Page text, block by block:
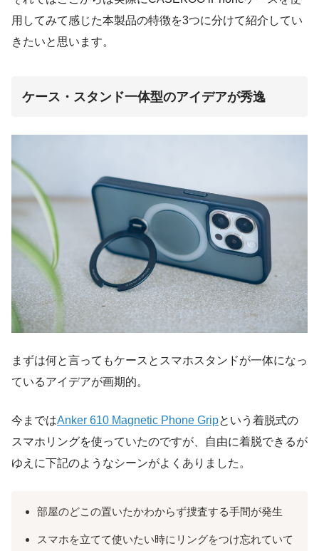
用してみて感じた本製品の特徴を3つに分けて紹介してい
きたいと思います。
ケース・スタンド一体型のアイデアが秀逸
まずは何と言ってもケースとスマホスタンドが一体になっ
ているアイデアが画期的。
今まではAnker 610 Magnetic Phone Gripという着脱式の
スマホリングを使っていたのですが、自由に着脱できるが
ゆえに下記のようなシーンがよくありました。
部屋のどこの置いたかわからず捜査する手間が発生
スマホを立てて使いたい時にリングをつけ忘れていて